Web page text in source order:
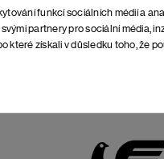
funkcí sociálních médií a
partnery pro sociální média,
které získali v důsledku toho, že